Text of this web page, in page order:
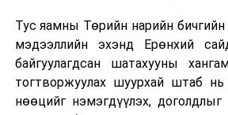
маршрут болон тээвэрлэлтийн
танилцах, онцгой нөхцөлд
онол, практик хосолсон
байна.
Тус яамны Төрийн нарийн
мэдээллийн эхэнд Ерөнхий
байгуулагдсан шатахууны
тогтворжуулах шуурхай штаб нь
нөөцийг нэмэгдүүлэх, доголдлыг